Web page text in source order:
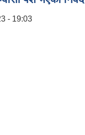
- 19:03